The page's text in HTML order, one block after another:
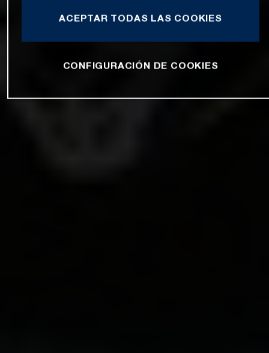
ACEPTAR TODAS LAS COOKIES
CONFIGURACIÓN DE COOKIES